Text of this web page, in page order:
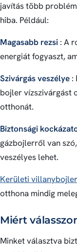
javítás több
hiba. Például:
Magasabb rezsi : A
energiát fogyaszt,
Szivárgás veszélye :
bojler vízszivárgást
otthonát.
Biztonsági
gázbojlerről van
veszélyes lehet.
Kerületi
otthona mindig
Miért
Minket választva